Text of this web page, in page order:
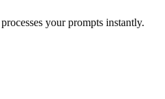
your prompts instantly.